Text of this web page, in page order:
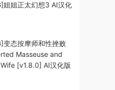
姐姐正太幻想3 AI汉化
变态按摩师和性挫败
Masseuse and
[v1.8.0] AI汉化版